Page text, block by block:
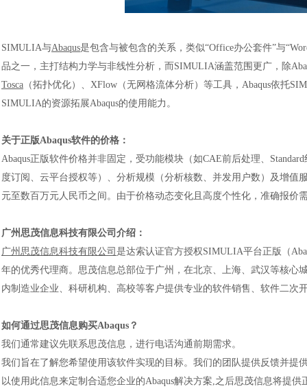
SIMULIA与Abaqus是包含与被包含的关系，类似“Office办公套件”与
品之一，主打结构力学与非线性分析，而SIMULIA涵盖范围更广，除
Tosca （拓扑优化）、 XFlow （无网格流体分析）等工具，Abaqus依托
SIMULIA的资源拓展Abaqus的使用能力。
关于正版Abaqus软件的价格：
Abaqus正版软件价格并非固定，受功能模块（如CAE前后处理、
度订阅、云平台授权等）、分析规模（分析核数、并发用户数）及增
元至数百万元人民币之间。由于价格动态变化且高度个性化，准确报
广州思茂信息科技有限公司介绍：
广州思茂信息科技有限公司 是达索认证官方授权SIMULIA平台正版（
年的优秀代理商。思茂信息总部位于广州，在北京、上海、武汉等核
内制造业企业、科研机构、高校等客户提供专业的软件销售、软件二次
如何通过思茂信息购买Abaqus？
我们通常建议先联系思茂信息，进行电话沟通前期需求。
我们旨在了解您希望使用该软件实现的目标。我们的团队提供反馈并提
以使用此信息来定制合适您企业的Abaqus解决方案,之后思茂信息将提供